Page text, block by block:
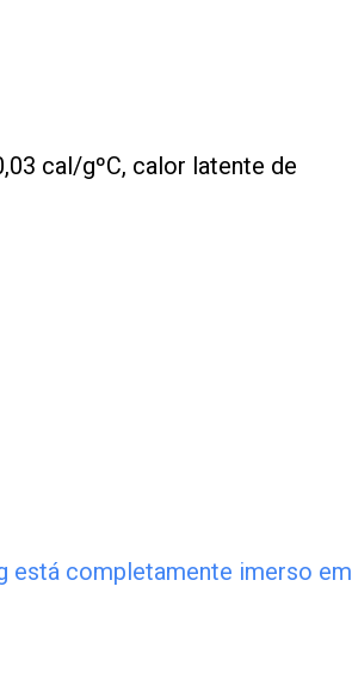
cal/gºC, calor latente de
está completamente imerso em